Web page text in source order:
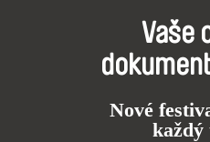
Vaše
Nové
každý